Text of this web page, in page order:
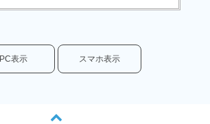
PC表示 スマホ表示